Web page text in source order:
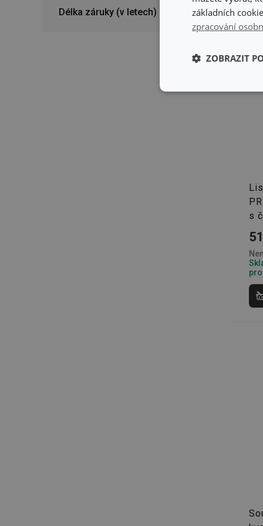
Délka záruky (v letech)
s
základních
zpracování
ZOBRAZIT
Základní
Základní
Nezbytně nutné
stránky nelze bez